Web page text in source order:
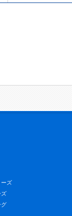
ズ
ズ